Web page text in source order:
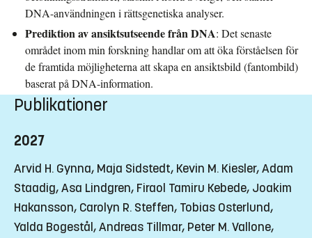
DNA-användningen i rättsgenetiska analyser.
Prediktion av ansiktsutseende från DNA: Det senaste
området inom min forskning handlar om att öka förståelsen för
de framtida möjligheterna att skapa en ansiktsbild (fantombild)
baserat på DNA-information.
Publikationer
2027
Arvid H. Gynna, Maja Sidstedt, Kevin M. Kiesler, Adam
Staadig, Asa Lindgren, Firaol Tamiru Kebede, Joakim
Hakansson, Carolyn R. Steffen, Tobias Osterlund,
Yalda Bogestål, Andreas Tillmar, Peter M. Vallone,